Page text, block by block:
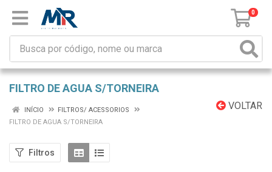
0
FILTRO DE AGUA S/TORNEIRA
VOLTAR
INÍCIO
FILTROS/ ACESSORIOS
FILTRO DE AGUA S/TORNEIRA
Filtros